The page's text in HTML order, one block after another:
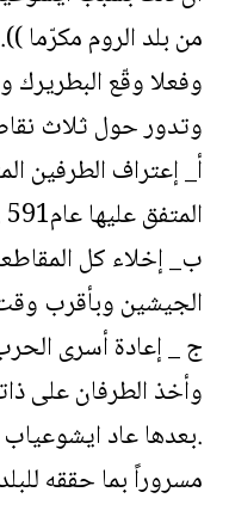
من بلد الروم مكرّما )).
وفعلا وقّع البطريرك
وتدور حول ثلاث
أ_ إعتراف الطرفين
المتفق عليها عام591 .
ب_ إخلاء كل
الجيشين وبأقرب
ج _ إعادة أسرى
وأخذ الطرفان على
.بعدها عاد
مسروراً بما حققه